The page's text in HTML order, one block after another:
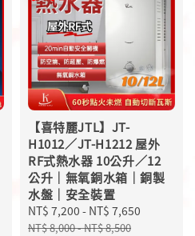
【喜特麗JTL】JT-
H1012／JT-H1212 屋外
RF式熱水器 10公升／12
公升｜無氧銅水箱｜銅製
水盤｜安全裝置
Sale
price
NT$ 7,200 - NT$ 7,650
NT$ 8,000-NT$ 8,500